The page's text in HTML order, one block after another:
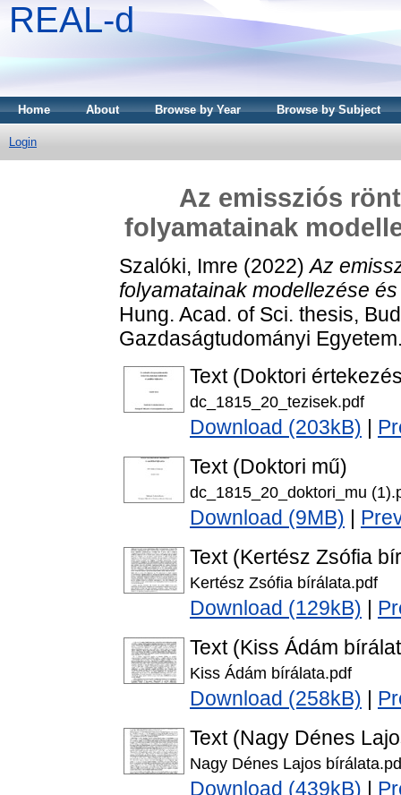
REAL-d
Home About Browse by Year Browse by Subject
Login
Az emissziós
folyamatainak
Szalóki, Imre (2022)Az
folyamatainak modellezése
Hung. Acad. of Sci. thesis,
Gazdaságtudományi
Text (Doktori
dc_1815_20_tezisek.pdf
Download (203kB)
Text (Doktori mű)
dc_1815_20_doktori_mu
Download (9MB)
Text (Kertész Zsófia
Kertész Zsófia bírálata.pdf
Download (129kB)
Text (Kiss Ádám
Kiss Ádám bírálata.pdf
Download (258kB)
Text (Nagy Dénes
Nagy Dénes Lajos
Download (439kB)